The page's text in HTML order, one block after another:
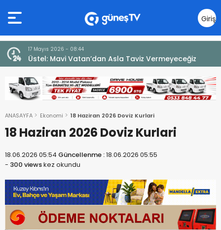
Giriş
Yap
10 Temmuz 2026 - 18:49
Cumhurbaşkanı Erhürman sergi açılışında
fenalaşarak hastaneye kaldırıldı
ANASAYFA Ekonomi 18 Haziran 2026 Doviz Kurlari
18 Haziran 2026 Doviz Kurlari
18.06.2026 05:54 Güncellenme :18.06.2026 05:55
- 300 viewskez okundu